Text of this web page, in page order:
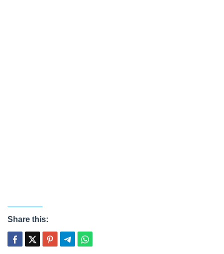
Share this: